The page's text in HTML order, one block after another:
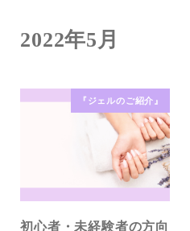
2022年5月
『ジェルのご紹介』
初心者・未経験者の方向